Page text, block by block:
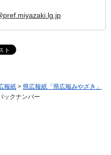
報紙 > 県広報紙「県広報みやざき」
ックナンバー